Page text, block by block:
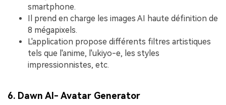
smartphone.
Il prend en charge les images AI haute définition de
8 mégapixels.
L'application propose différents filtres artistiques
tels que l'anime, l'ukiyo-e, les styles
impressionnistes, etc.
6. Dawn AI- Avatar Generator